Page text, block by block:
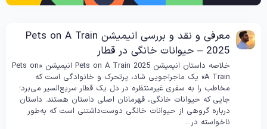
معرفی و نقد و بررسی انیمیشن Pets on A Train
2025 – حیوانات خانگی در قطار
خلاصه داستان انیمیشن Pets on A Train 2025 انیمیشن «Pets on
A Train» یک ماجراجویی شاد، پرتحرک و خانوادگی است که
مخاطب را به سفری غیرمنتظره در دل یک قطار سریع‌السیر می‌برد؛
جایی که حیوانات خانگی، قهرمانان اصلی داستان هستند. داستان
درباره گروهی از حیوانات خانگی دوست‌داشتنی است که به‌طور
ناخواسته در...